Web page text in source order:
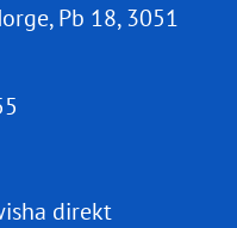
Pb 18, 3051
direkt